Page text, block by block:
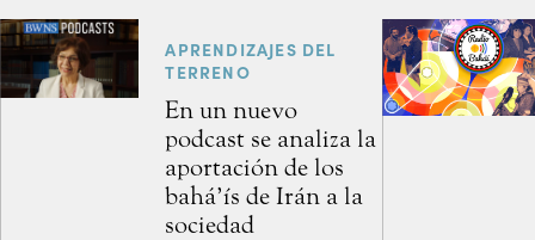
APRENDIZAJES DEL
TERRENO
En un nuevo
podcast se analiza la
aportación de los
bahá’ís de Irán a la
sociedad